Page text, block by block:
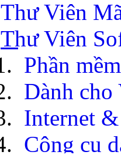
Thư Viện
Thư Viện
Phần
Dành
Internet
Công cụ